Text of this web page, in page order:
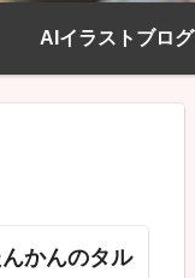
AIイラストブログ
かんのタル